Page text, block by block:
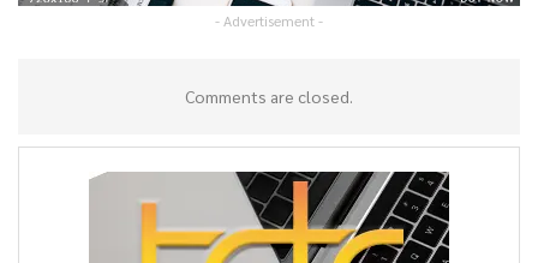
- Advertisement -
Comments are closed.